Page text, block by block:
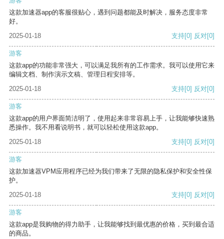
这款加速器app的客服很贴心，遇到问题都能及时解决，服务态度非常
好。
2025-01-18
支持[0] 反对[0]
游客
这款app的功能非常强大，可以满足我所有的工作需求。我可以使用它来
编辑文档、制作演示文稿、管理日程安排等。
2025-01-18
支持[0] 反对[0]
游客
这款app的用户界面简洁明了，使用起来非常容易上手，让我能够快速熟
悉操作。我不用看说明书，就可以轻松使用这款app。
2025-01-18
支持[0] 反对[0]
游客
这款加速器VPM应用程序已经为我们带来了无限的隐私保护和安全性保
护。
2025-01-18
支持[0] 反对[0]
游客
这款app是我购物的得力助手，让我能够找到最优惠的价格，买到最合适
的商品。